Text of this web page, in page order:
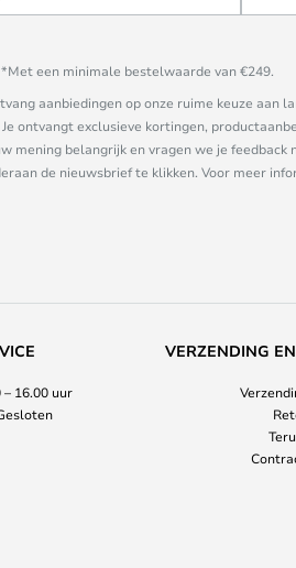
*Met een minimale bestelwaarde van €249.
aanbiedingen op onze ruime keuze aan
ontvangt exclusieve kortingen,
mening belangrijk en vragen we je feedback
de nieuwsbrief te klikken. Voor meer
16.00 uur
VERZENDING